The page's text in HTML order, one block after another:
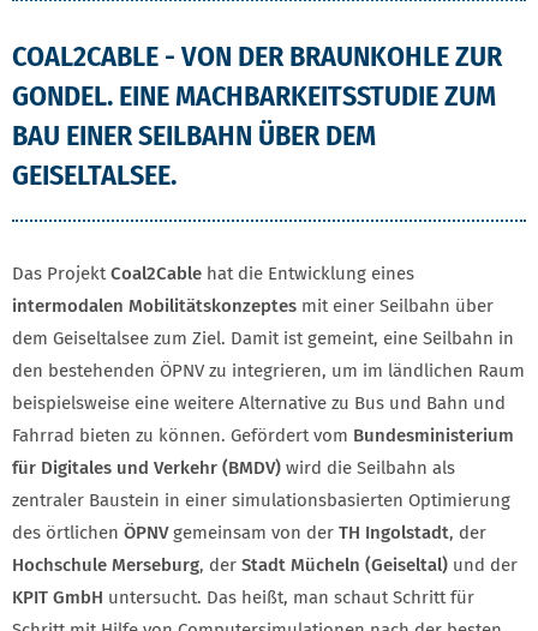
COAL2CABLE - VON DER BRAUNKOHLE ZUR
GONDEL. EINE MACHBARKEITSSTUDIE ZUM
BAU EINER SEILBAHN ÜBER DEM
GEISELTALSEE.
Das ProjektCoal2Cable hat die Entwicklung eines
intermodalen Mobilitätskonzeptes mit einer Seilbahn über
dem Geiseltalsee zum Ziel. Damit ist gemeint, eine Seilbahn in
den bestehenden ÖPNV zu integrieren, um im ländlichen Raum
beispielsweise eine weitere Alternative zu Bus und Bahn und
Fahrrad bieten zu können. Gefördert vom Bundesministerium
für Digitales und Verkehr (BMDV) wird die Seilbahn als
zentraler Baustein in einer simulationsbasierten Optimierung
des örtlichen ÖPNVgemeinsam von der TH Ingolstadt, der
Hochschule Merseburg, der Stadt Mücheln (Geiseltal) und der
KPIT GmbH untersucht. Das heißt, man schaut Schritt für